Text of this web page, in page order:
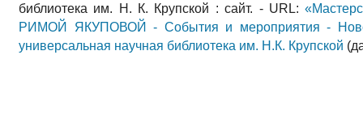
библиотека им. Н. К. Крупской : сайт. - URL:
РИМОЙ ЯКУПОВОЙ - События и мероприятия -
универсальная научная библиотека им. Н.К. Крупской